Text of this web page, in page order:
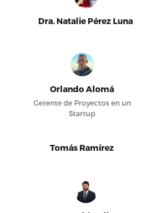
Dra. Natalie Pérez Luna
Orlando Alomá
Gerente de Proyectos en un
Startup
Tomás Ramírez